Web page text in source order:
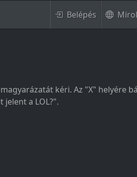
Belépés
kéri. Az "X" helyére
a LOL?".